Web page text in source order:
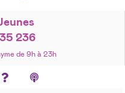
236
de 9h à 23h
Foire aux questions